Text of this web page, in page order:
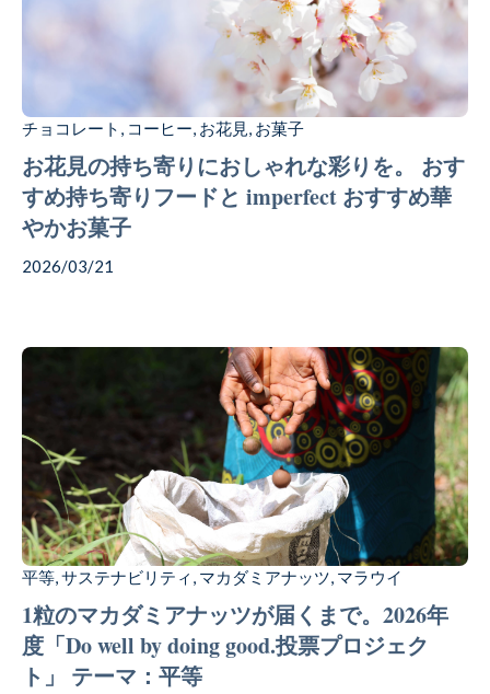
チョコレート , コーヒー, お花見, お菓子
お花見の持ち寄りにおしゃれな彩りを。 おす
すめ持ち寄りフードと imperfect おすすめ華
やかお菓子
2026/03/21
平等,サステナビリティ , マカダミアナッツ, マラウイ
1粒のマカダミアナッツが届くまで。2026年
度「Do well by doing good.投票プロジェク
ト」 テーマ：平等